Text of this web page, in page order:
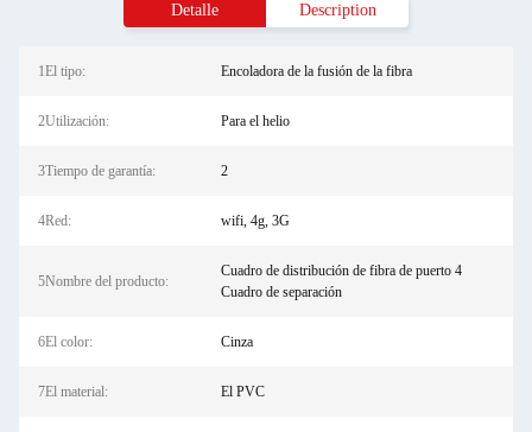
Detalle Description
1El tipo: Encoladora de la fusión de la fibra
2Utilización: Para el helio
3Tiempo de garantía: 2
4Red: wifi, 4g, 3G
5Nombre del producto:
Cuadro de distribución de fibra de puerto 4
Cuadro de separación
6El color: Cinza
7El material: El PVC